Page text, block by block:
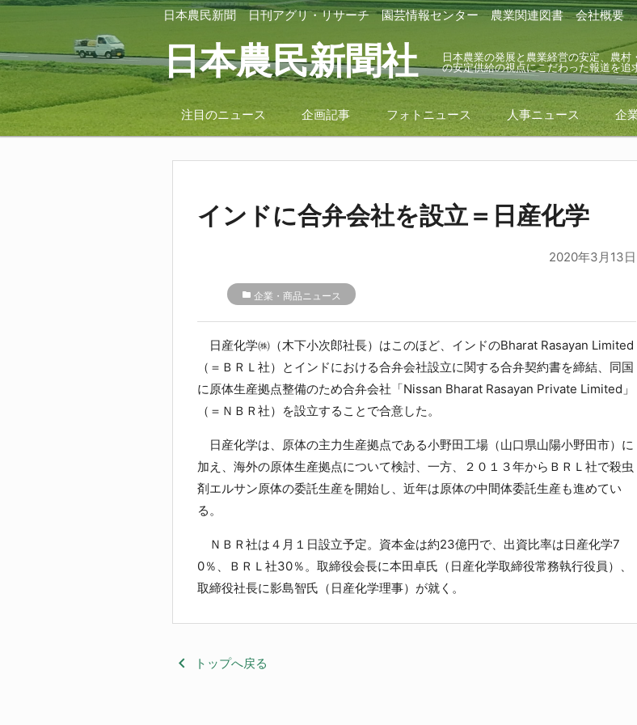
日本農民新聞 日刊アグリ・リサーチ 園芸情報センター 農業関連図書 会社概要
日本農民新聞社
日本農業の発展と農業経営の安定、農
の安定供給の視点にこだわった報道を追
注目のニュース 企画記事 フォトニュース 人事ニュース 企
インドに合弁会社を設立＝日産化学
2020年3月13日
folder 企業・商品ニュース
日産化学㈱（木下小次郎社長）はこのほど、インドのBharat Rasayan Limited
（＝ＢＲＬ社）とインドにおける合弁会社設立に関する合弁契約書を締結、同国
に原体生産拠点整備のため合弁会社「Nissan Bharat Rasayan Private Limited」
（＝ＮＢＲ社）を設立することで合意した。
日産化学は、原体の主力生産拠点である小野田工場（山口県山陽小野田市）に
加え、海外の原体生産拠点について検討、一方、２０１３年からＢＲＬ社で殺虫
剤エルサン原体の委託生産を開始し、近年は原体の中間体委託生産も進めてい
る。
ＮＢＲ社は４月１日設立予定。資本金は約23億円で、出資比率は日産化学7
0％、ＢＲＬ社30％。取締役会長に本田卓氏（日産化学取締役常務執行役員）、
取締役社長に影島智氏（日産化学理事）が就く。
keyboard_arrow_left
トップへ戻る